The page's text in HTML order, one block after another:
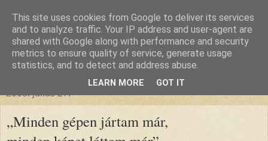
glanthor
egy tündebarát a való világban
2008. július 27.
„Minden gépen jártam már,
This site uses cookies from Google to deliver its services
and to analyze traffic. Your IP address and user-agent are
shared with Google along with performance and security
metrics to ensure quality of service, generate usage
statistics, and to detect and address abuse.
LEARN MORE GOT IT